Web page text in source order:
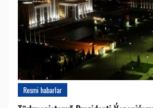
Resmi habarlar